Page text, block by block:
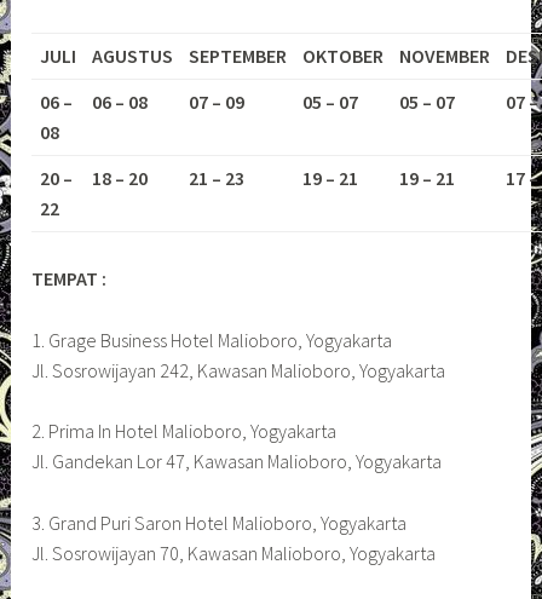
JULI AGUSTUS SEPTEMBER OKTOBER NOVEMBER
06 –
08
06 – 08 07 – 09 05 – 07 05 – 07 07
20 –
22
18 – 20 21 – 23 19 – 21 19 – 21 17
TEMPAT :
1. Grage Business Hotel Malioboro, Yogyakarta
Jl. Sosrowijayan 242, Kawasan Malioboro, Yogyakarta
2. Prima In Hotel Malioboro, Yogyakarta
Jl. Gandekan Lor 47, Kawasan Malioboro, Yogyakarta
3. Grand Puri Saron Hotel Malioboro, Yogyakarta
Jl. Sosrowijayan 70, Kawasan Malioboro, Yogyakarta